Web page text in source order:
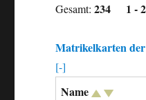
Gesamt:234 1 -
Matrikelkarten der
[-]
Name